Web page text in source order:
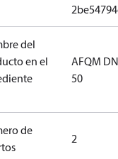
del
en el
AFQM
50
de
2